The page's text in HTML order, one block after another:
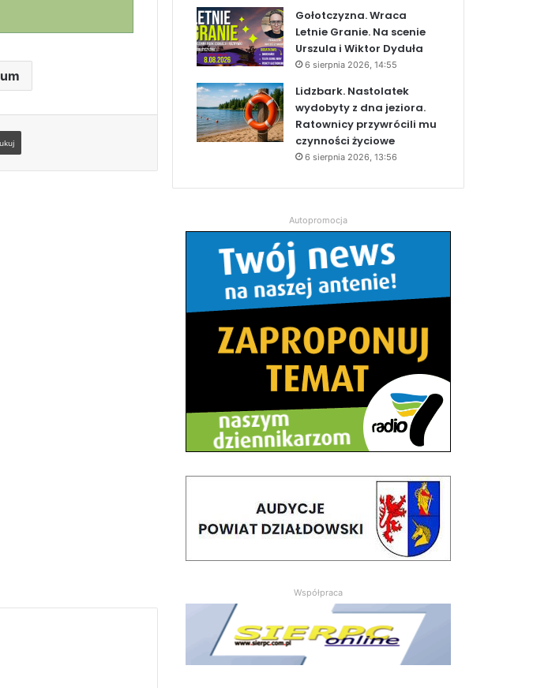
zmniejszyć
Gołotczyzna. Wraca
Letnie Granie. Na scenie
Urszula i Wiktor Dyduła
6 sierpnia 2026, 14:55
Lidzbark. Nastolatek
wydobyty z dna jeziora.
Ratownicy przywrócili mu
czynności życiowe
6 sierpnia 2026, 13:56
Autopromocja
Współpraca